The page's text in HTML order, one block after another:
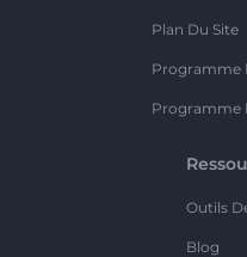
Plan Du Site
Programme
Programme
Outils
Blog